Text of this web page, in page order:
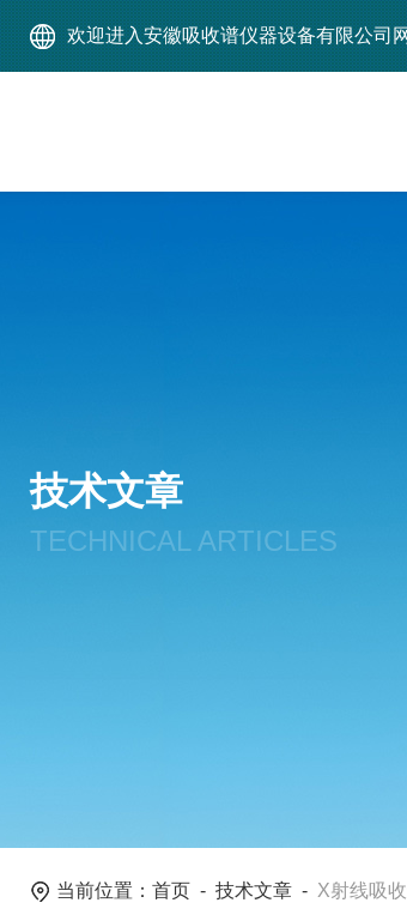
欢迎进入安徽吸收谱仪器设备有限公司
技术文章
TECHNICAL ARTICLES
当前位置： 首页 - 技术文章 - X射线吸